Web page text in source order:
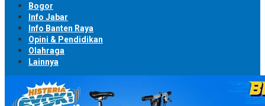
Bogor
Info Jabar
Info Banten Raya
Opini & Pendidikan
Olahraga
Lainnya